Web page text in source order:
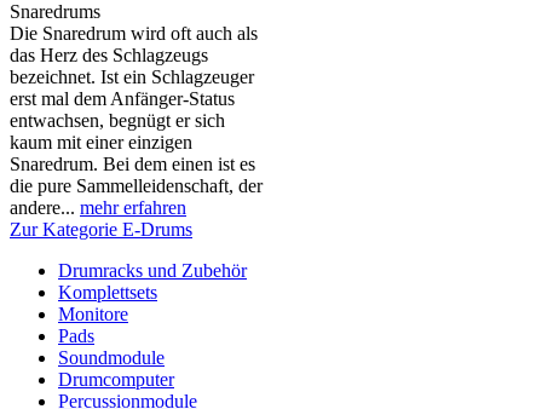
Snaredrums
Die Snaredrum wird oft auch als
das Herz des Schlagzeugs
bezeichnet. Ist ein Schlagzeuger
erst mal dem Anfänger-Status
entwachsen, begnügt er sich
kaum mit einer einzigen
Snaredrum. Bei dem einen ist es
die pure Sammelleidenschaft, der
andere... mehr erfahren
Zur Kategorie E-Drums
Drumracks und Zubehör
Komplettsets
Monitore
Pads
Soundmodule
Drumcomputer
Percussionmodule